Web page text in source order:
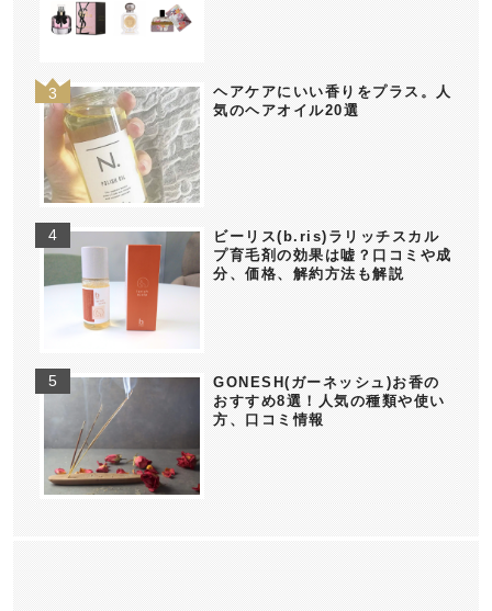
ヘアケアにいい香りをプラス。人
気のヘアオイル20選
ビーリス(b.ris)ラリッチスカル
プ育毛剤の効果は嘘？口コミや成
分、価格、解約方法も解説
GONESH(ガーネッシュ)お香の
おすすめ8選！人気の種類や使い
方、口コミ情報